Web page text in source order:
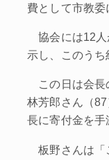
費として市教委
協会には12人
示し、このうち
この日は会長
林芳郎さん（
長に寄付金を手
板野さんは「